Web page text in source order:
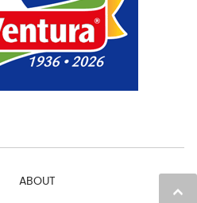
keyboard_arrow_up
ABOUT